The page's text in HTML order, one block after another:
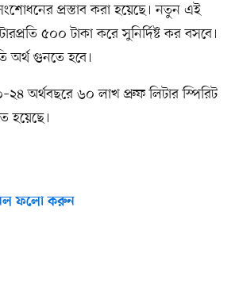
প্রস্তাব করা হয়েছে। নতুন এই
৫০০ টাকা করে সুনির্দিষ্ট কর বসবে।
অর্থ গুনতে হবে।
অর্থবছরে ৬০ লাখ প্রুফ লিটার স্পিরিট
হয়েছে।
ফলো করুন